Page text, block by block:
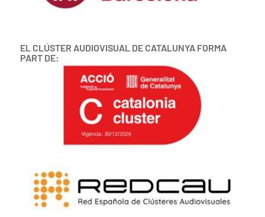
EL CLÚSTER AUDIOVISUAL DE CATALUNYA FORMA
PART DE: